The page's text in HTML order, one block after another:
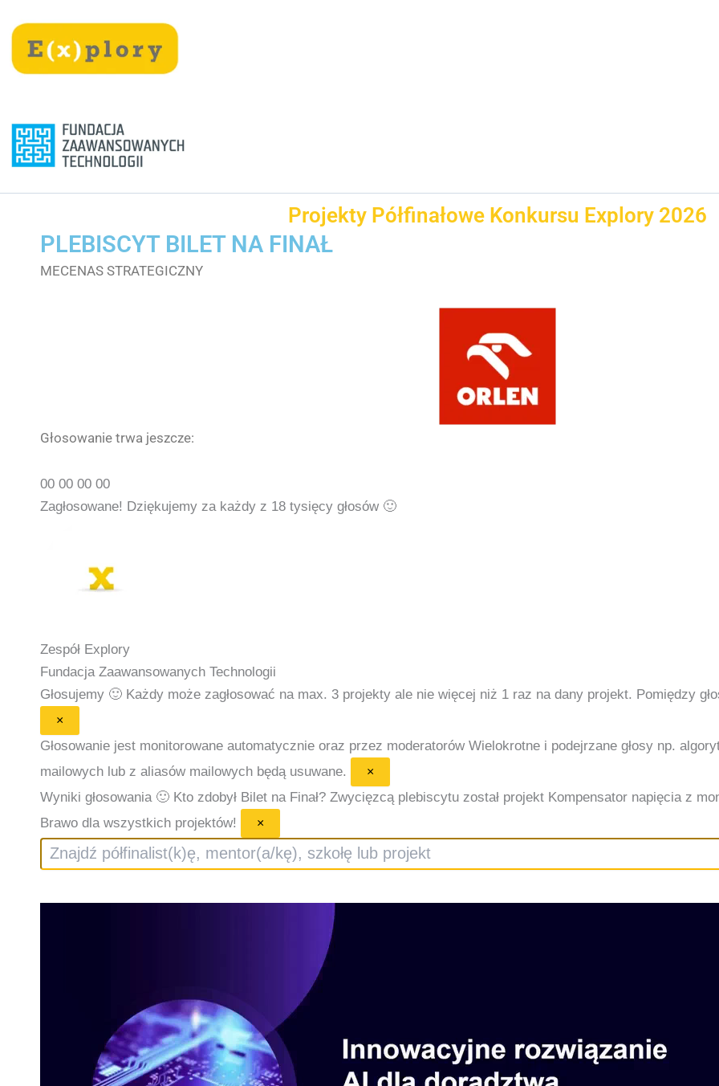
treści
do
treści
Projekty Półfinałowe Konkursu Explory 2026
PLEBISCYT BILET NA FINAŁ
MECENAS STRATEGICZNY
Głosowanie trwa jeszcze:
00 00 00 00
Zagłosowane! Dziękujemy za każdy z 18 tysięcy głosów 🙂
Zespół Explory
Fundacja Zaawansowanych Technologii
Głosujemy 🙂 Każdy może zagłosować na max. 3 projekty ale nie więcej niż 1 raz na dany projekt. Pomiędzy
×
Głosowanie jest monitorowane automatycznie oraz przez moderatorów Wielokrotne i podejrzane głosy np.
mailowych lub z aliasów mailowych będą usuwane.
×
Wyniki głosowania 🙂 Kto zdobył Bilet na Finał? Zwycięzcą plebiscytu został projekt Kompensator napięcia z
Brawo dla wszystkich projektów!
×
Szukaj